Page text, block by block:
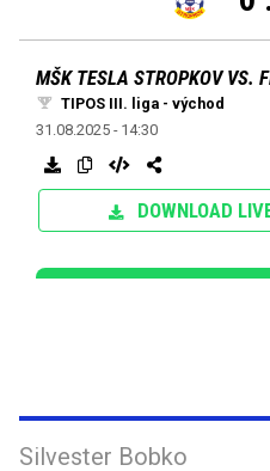
Silvester Bobko